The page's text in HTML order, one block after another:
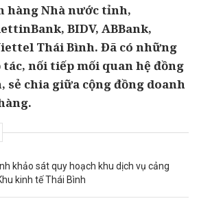
hàng Nhà nước tỉnh,
BIDV, ABBank,
Thái Bình. Đã có những
tác, nối tiếp mối quan hệ đồng
chia giữa cộng đồng doanh
khảo sát quy hoạch khu dịch vụ cảng
kinh tế Thái Bình